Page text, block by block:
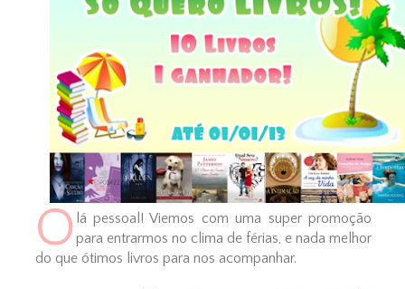
O lá pessoal! Viemos com uma super promoção
para entrarmos no clima de férias, e nada melhor
do que ótimos livros para nos acompanhar.